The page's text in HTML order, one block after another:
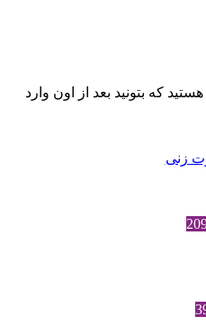
که بتونید بعد از اون وارد